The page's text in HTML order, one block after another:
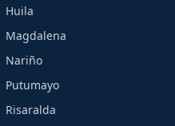
Huila
Magdalena
Nariño
Putumayo
Risaralda